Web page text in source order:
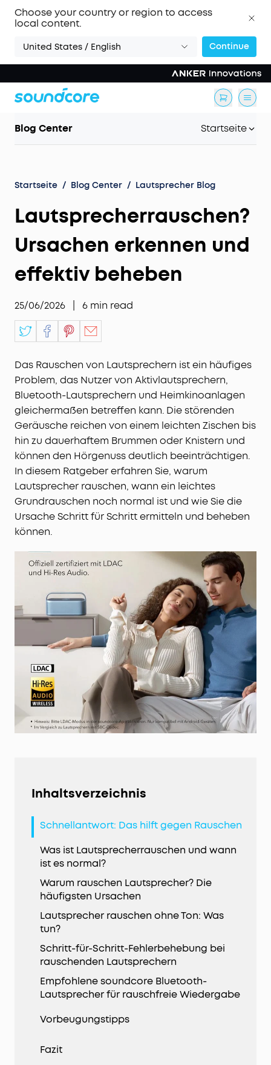
Choose your country or region to access
local content.
United States / English Continue
Blog Center Startseite
Startseite / Blog Center / Lautsprecher Blog
Lautsprecherrauschen?
Ursachen erkennen und
effektiv beheben
25/06/2026 6 min read
Das Rauschen von Lautsprechern ist ein häufiges
Problem, das Nutzer von Aktivlautsprechern,
Bluetooth-Lautsprechern und Heimkinoanlagen
gleichermaßen betreffen kann. Die störenden
Geräusche reichen von einem leichten Zischen bis
hin zu dauerhaftem Brummen oder Knistern und
können den Hörgenuss deutlich beeinträchtigen.
In diesem Ratgeber erfahren Sie, warum
Lautsprecher rauschen, wann ein leichtes
Grundrauschen noch normal ist und wie Sie die
Ursache Schritt für Schritt ermitteln und beheben
können.
Inhaltsverzeichnis
Schnellantwort: Das hilft gegen Rauschen
Was ist Lautsprecherrauschen und wann
ist es normal?
Warum rauschen Lautsprecher? Die
häufigsten Ursachen
Lautsprecher rauschen ohne Ton: Was
tun?
Schritt-für-Schritt-Fehlerbehebung bei
rauschenden Lautsprechern
Empfohlene soundcore Bluetooth-
Lautsprecher für rauschfreie Wiedergabe
Vorbeugungstipps
Fazit